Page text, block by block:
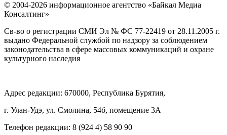
© 2004-2026 информационное агентство «Байкал Медиа
Консалтинг»
Св-во о регистрации СМИ Эл № ФС 77-22419 от 28.11.2005 г.
выдано Федеральной службой по надзору за соблюдением
законодательства в сфере массовых коммуникаций и охране
культурного наследия
Адрес редакции: 670000, Республика Бурятия,
г. Улан-Удэ, ул. Смолина, 54б, помещение 3А
Телефон редакции: ‎‎8 (924 4) 58 90 90